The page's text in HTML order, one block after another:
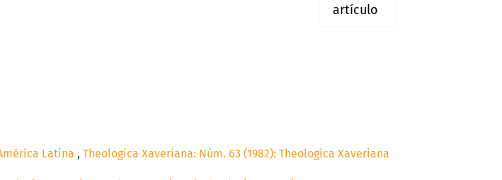
artículo
Latina , Theologica Xaveriana: Núm. 63 (1982): Theologica Xaveriana